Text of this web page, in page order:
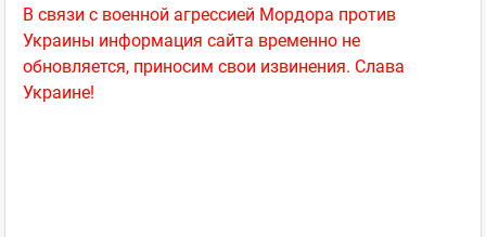
В связи с военной агрессией Мордора против
Украины информация сайта временно не
обновляется, приносим свои извинения. Слава
Украине!